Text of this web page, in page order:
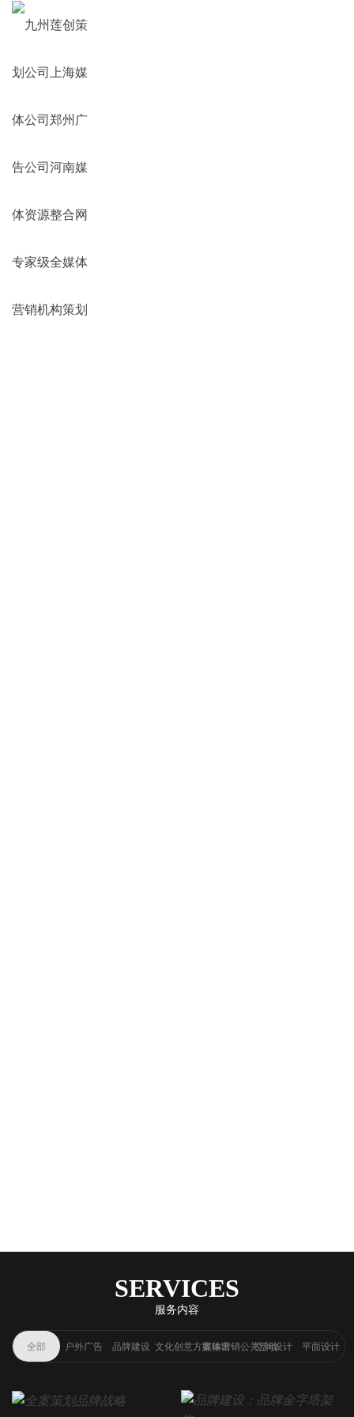
SERVICES
服务内容
全部 户外广告 品牌建设 文化创意方案输出媒体营销公关活动
空间设计 平面设计